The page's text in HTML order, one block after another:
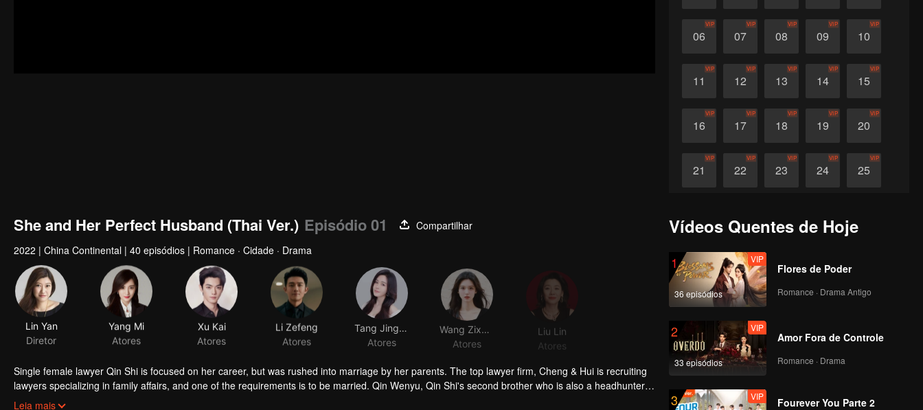
06
VIP
07
VIP
08
VIP
09
VIP
10
VIP
11
VIP
12
VIP
13
VIP
14
VIP
15
VIP
16
VIP
17
VIP
18
VIP
19
VIP
20
VIP
21
VIP
22
VIP
23
VIP
24
VIP
25
VIP
She and Her Perfect Husband (Thai Ver.) Episódio 01
Compartilhar
2022 | China Continental | 40 episódios | Romance · Cidade · Drama
Lin Yan
Diretor
Yang Mi
Atores
Xu Kai
Atores
Li Zefeng
Atores
Atores
Atores
Liu Lin
Atores
Single female lawyer Qin Shi is focused on her career, but was rushed into marriage by her parents. The top lawyer firm, Cheng & Hui is recruiting
lawyers specializing in family affairs, and one of the requirements is to be married. Qin Wenyu, Qin Shi's second brother who is also a headhunter,
secretly changed Qin Shi's marriage status to "married" without her permission, thus creating a fictional husband for her out of nowhere. Not
Leia mais
Vídeos Quentes de Hoje
1
36 episódios
VIP
Flores de Poder
Romance · Drama Antigo
2
33 episódios
VIP
Amor Fora de Controle
Romance · Drama
3 VIP
Fourever You Parte 2